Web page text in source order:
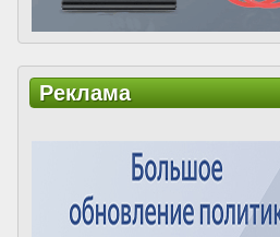
Реклама